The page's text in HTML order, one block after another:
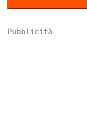
Pubblicità